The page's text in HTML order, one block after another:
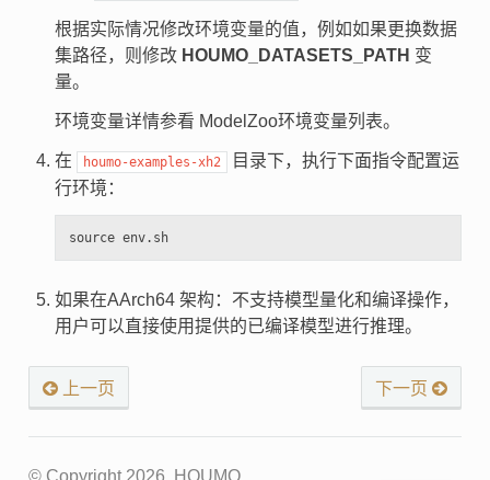
根据实际情况修改环境变量的值，例如如果更换数据
集路径，则修改 HOUMO_DATASETS_PATH 变
量。
环境变量详情参看 ModelZoo环境变量列表。
在 houmo-examples-xh2
目录下，执行下面指令配置运
行环境：
source env.sh
如果在AArch64 架构：不支持模型量化和编译操作，
用户可以直接使用提供的已编译模型进行推理。
上一页 下一页
© Copyright 2026, HOUMO.